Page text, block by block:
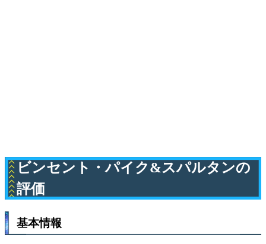
ビンセント・パイク&スパルタンの
評価
基本情報